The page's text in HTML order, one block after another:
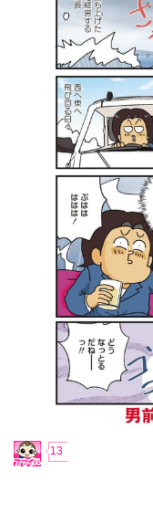
13